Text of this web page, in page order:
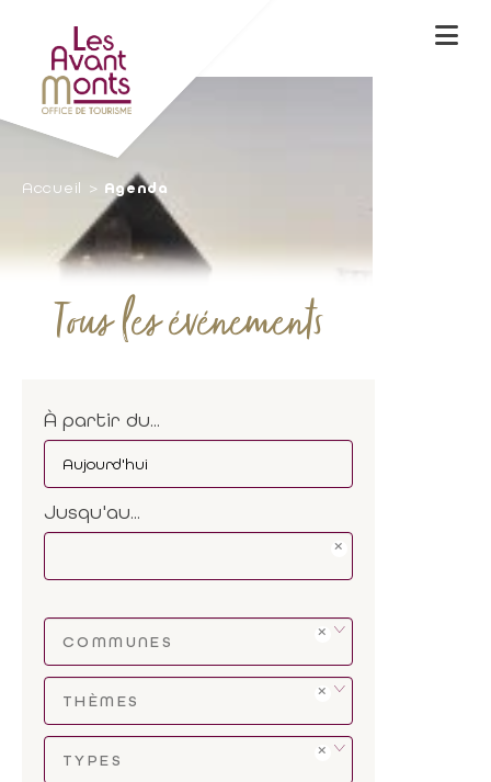
Accueil Agenda
Tous les événements
À partir du...
Jusqu'au...
COMMUNES
THÈMES
TYPES